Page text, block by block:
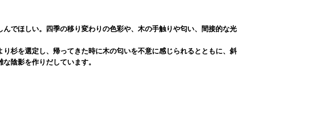
でほしい。四季の移り変わりの色彩や、木の手触りや匂い、間接的な光
杉を選定し、帰ってきた時に木の匂いを不意に感じられるとともに、斜
陰影を作りだしています。